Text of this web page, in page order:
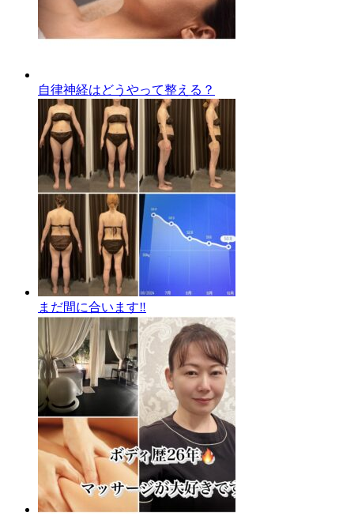
自律神経はどうやって整える？
まだ間に合います‼️